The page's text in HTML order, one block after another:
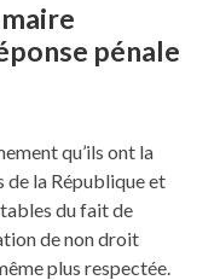
pénale
qu’ils ont la
de la République et
du fait de
de non droit
plus respectée.